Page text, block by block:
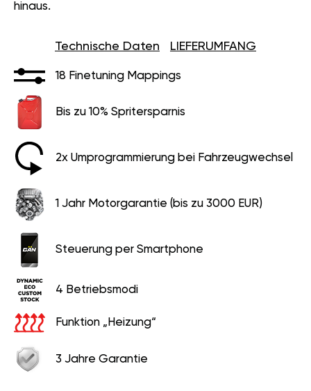
hinaus.
Technische Daten LIEFERUMFANG
18 Finetuning Mappings
Bis zu 10% Spritersparnis
2x Umprogrammierung bei Fahrzeugwechsel
1 Jahr Motorgarantie (bis zu 3000 EUR)
Steuerung per Smartphone
4 Betriebsmodi
Funktion „Heizung“
3 Jahre Garantie